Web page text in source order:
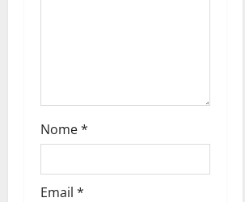
Nome*
Email *